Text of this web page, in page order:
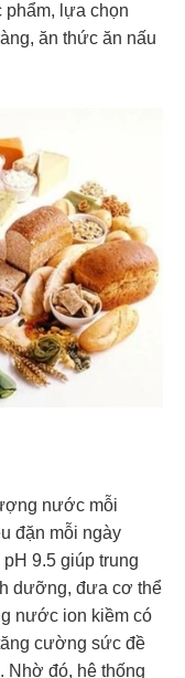
phẩm, lựa chọn
ăn thức ăn nấu
nước mỗi
đặn mỗi ngày
9.5 giúp trung
dưỡng, đưa cơ thể
nước ion kiềm có
cường sức đề
Nhờ đó, hệ thống